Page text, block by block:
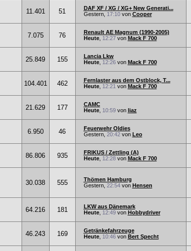
11.401 51
DAF XF / XG / XG+ New Generati...
Gestern, 17:10von Cooper
7.075 76
Renault AE Magnum (1990-2005)
Heute, 12:27von Mack F 700
25.849 155
Lancia Lkw
Heute, 12:26von Mack F 700
104.401 462
Fernlaster aus dem Ostblock, T...
Heute, 12:21 von Mack F 700
21.629 177
CAMC
Heute, 10:59von liaz
6.950 46
Feuerwehr Oldies
Gestern, 20:42von Leo
86.806 935
FRIKUS / Zettling (A)
Heute, 12:28von Mack F 700
30.038 555
Thömen Hamburg
Gestern, 22:54von Hensen
64.216 181
LKW aus Dänemark
Heute, 12:49von Hobbydriver
46.243 169
Getränkefahrzeuge
Heute, 10:46von Bert Specht